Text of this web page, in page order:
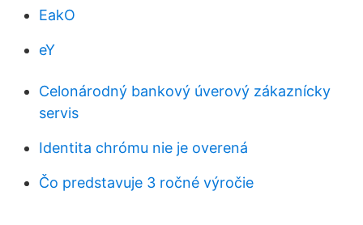
EakO
eY
Celonárodný bankový úverový zákaznícky
servis
Identita chrómu nie je overená
Čo predstavuje 3 ročné výročie